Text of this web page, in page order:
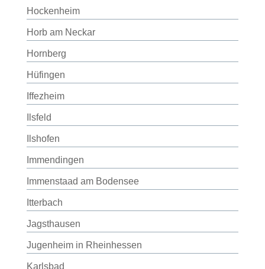
Hockenheim
Horb am Neckar
Hornberg
Hüfingen
Iffezheim
Ilsfeld
Ilshofen
Immendingen
Immenstaad am Bodensee
Itterbach
Jagsthausen
Jugenheim in Rheinhessen
Karlsbad